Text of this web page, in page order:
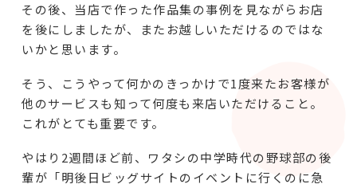
その後、当店で作った作品集の事例を見ながらお店
を後にしましたが、またお越しいただけるのではな
いかと思います。
そう、こうやって何かのきっかけで1度来たお客様が
他のサービスも知って何度も来店いただけること。
これがとても重要です。
やはり2週間ほど前、ワタシの中学時代の野球部の後
輩が「明後日ビッグサイトのイベントに行くのに急